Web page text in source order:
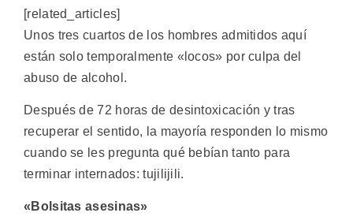
[related_articles]
Unos tres cuartos de los hombres admitidos aquí
están solo temporalmente «locos» por culpa del
abuso de alcohol.
Después de 72 horas de desintoxicación y tras
recuperar el sentido, la mayoría responden lo mismo
cuando se les pregunta qué bebían tanto para
terminar internados: tujilijili.
«Bolsitas asesinas»